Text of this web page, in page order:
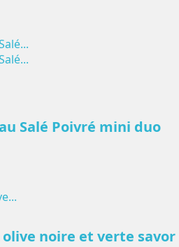
Salé Poivré mini duo
noire et verte savor